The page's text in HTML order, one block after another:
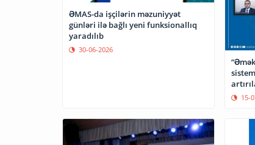
ƏMAS-da işçilərin məzuniyyət
günləri ilə bağlı yeni funksionallıq
yaradılıb
30-06-2026
15-